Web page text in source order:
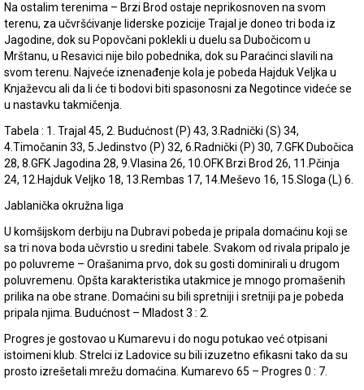
Na ostalim terenima – Brzi Brod ostaje neprikosnoven na svom
terenu, za učvršćivanje liderske pozicije Trajal je doneo tri boda iz
Jagodine, dok su Popovčani poklekli u duelu sa Dubočicom u
Mrštanu, u Resavici nije bilo pobednika, dok su Paraćinci slavili na
svom terenu. Najveće iznenađenje kola je pobeda Hajduk Veljka u
Knjaževcu ali da li će ti bodovi biti spasonosni za Negotince videće se
u nastavku takmičenja.
Tabela : 1. Trajal 45, 2. Budućnost (P) 43, 3.Radnički (S) 34,
4.Timočanin 33, 5.Jedinstvo (P) 32, 6.Radnički (P) 30, 7.GFK Dubočica
28, 8.GFK Jagodina 28, 9.Vlasina 26, 10.OFK Brzi Brod 26, 11.Pčinja
24, 12.Hajduk Veljko 18, 13.Rembas 17, 14.Meševo 16, 15.Sloga (L) 6.
Jablanička okružna liga
U komšijskom derbiju na Dubravi pobeda je pripala domaćinu koji se
sa tri nova boda učvrstio u sredini tabele. Svakom od rivala pripalo je
po poluvreme – Orašanima prvo, dok su gosti dominirali u drugom
poluvremenu. Opšta karakteristika utakmice je mnogo promašenih
prilika na obe strane. Domaćini su bili spretniji i sretniji pa je pobeda
pripala njima. Budućnost – Mladost 3 : 2.
Progres je gostovao u Kumarevu i do nogu potukao već otpisani
istoimeni klub. Strelci iz Ladovice su bili izuzetno efikasni tako da su
prosto izrešetali mrežu domaćina. Kumarevo 65 – Progres 0 : 7.